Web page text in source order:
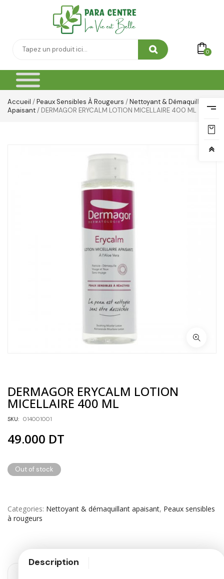
0
Accueil /Peaux Sensibles À Rougeurs /Nettoyant & Démaquillant
Apaisant/ DERMAGOR ERYCALM LOTION MICELLAIRE 400 ML
DERMAGOR ERYCALM LOTION
MICELLAIRE 400 ML
SKU: 014001001
49.000 DT
Out of stock
Categories Nettoyant & démaquillant apaisant, Peaux sensibles
à rougeurs
Description